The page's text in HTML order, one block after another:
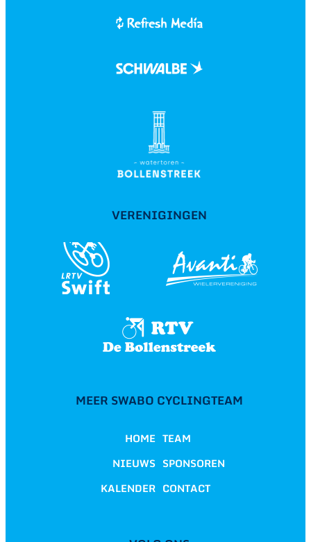
VERENIGINGEN
MEER SWABO CYCLINGTEAM
HOME
NIEUWS
KALENDER
TEAM
SPONSOREN
CONTACT